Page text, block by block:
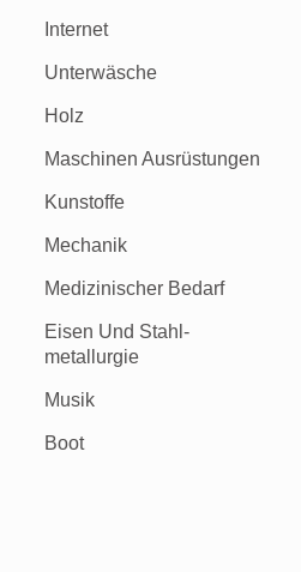
Internet
Unterwäsche
Holz
Maschinen Ausrüstungen
Kunstoffe
Mechanik
Medizinischer Bedarf
Eisen Und Stahl-
metallurgie
Musik
Boot